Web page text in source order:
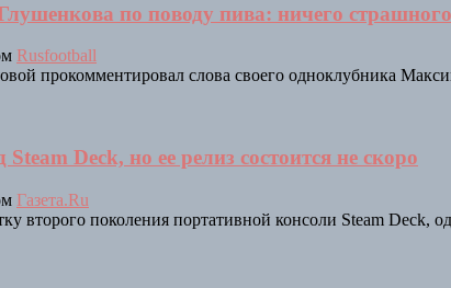
по поводу пива: ничего
Rusfootball
прокомментировал слова своего одноклубника
Deck, но ее релиз состоится не скоро
Газета.Ru
второго поколения портативной консоли Steam Deck,